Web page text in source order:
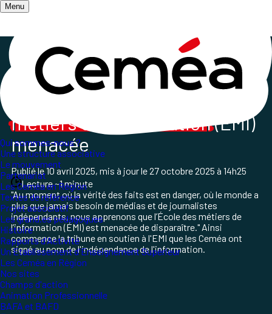
Menu
Qui sommes-nous ?
Une structure associative
Le mouvement
Partenariat
Les Ceméa en Région
Textes de référence
Projet associatif
Les grand.es pédagogues
Histoire
Rapports d'Activité
Un Etablissement d'Enseignement Supérieur
Les Ceméa en Région
Nos sites
Champs d'action
Animation Professionnelle
BAFA et BAFD
Accueil/ Tribune pour l'EMI
L'école des
métiers de l'information(EMI)
menacée
Publié le10 avril 2025, mis à jour le27 octobre 2025 à 14h25
Lecture ~1 minute
"Au moment où la vérité des faits est en danger, où le monde a
plus que jamais besoin de médias et de journalistes
indépendants, nous apprenons que l’École des métiers de
l’information (ÉMI) est menacée de disparaître." Ainsi
commence la tribune en soutien à l'EMI que les Ceméa ont
signé au nom de l'indépendance de l'information.